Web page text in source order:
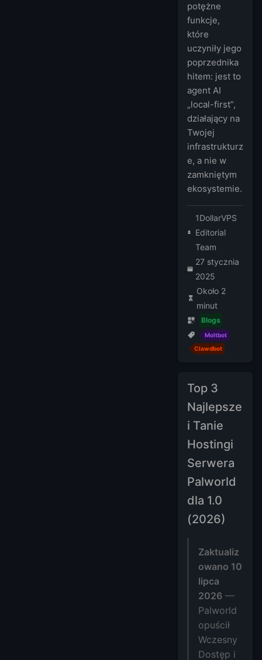
potężne
funkcje,
które
uczyniły jego
poprzednika
hitem: jest to
agent AI
„local-first”,
działający na
Twojej
infrastrukturz
e, a nie w
zamkniętym
ekosystemie.
1DollarVPS
Editorial
Team
27 stycznia
2025
Około 2
minut
Blogs
Moltbot
Clawdbot
Top 3
Najlepsze
i Tanie
Hostingi
Serwera
Palworld
dla 1.0
(2026)
Zaktualiz
owano 10
lipca
2026 —
Palworld
opuścił
Wczesny
Dostęp i